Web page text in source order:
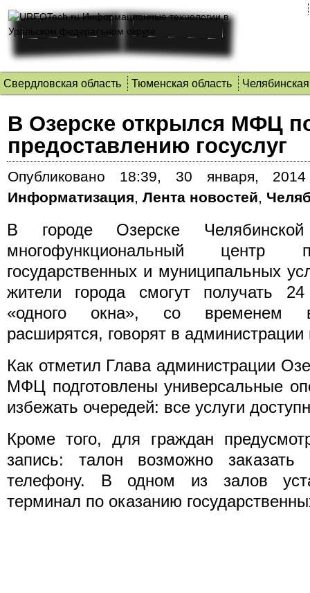
Свердловская область Тюменская область
В Озерске открылся МФЦ
предоставлению госуслуг
Опубликовано
18:39, 30 января,
Информатизация, Лента новостей,
В городе Озерске
многофункциональный центр
государственных и муниципальных
жители города смогут получать
«одного окна», со временем
расширятся, говорят в администрации
Как отметил Глава администрации
МФЦ подготовлены универсальные
избежать очередей: все услуги
Кроме того, для граждан
запись: талон возможно
телефону. В одном из залов
терминал по оказанию